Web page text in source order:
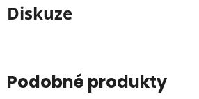
Diskuze
Podobné produkty